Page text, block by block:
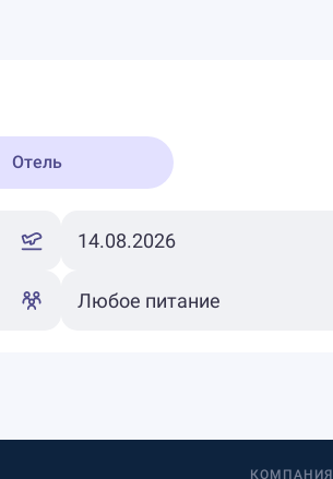
Отель
КОМПАНИЯ